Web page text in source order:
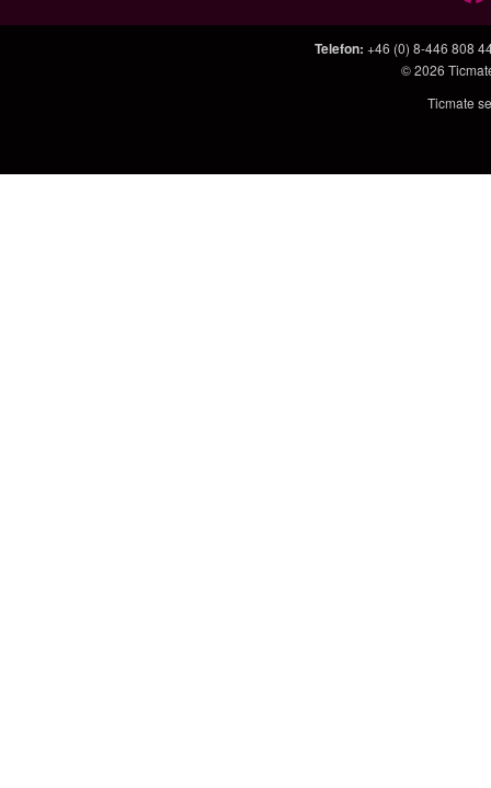
Telefon: +46 (0) 8-446 808
© 2026
Ticmate